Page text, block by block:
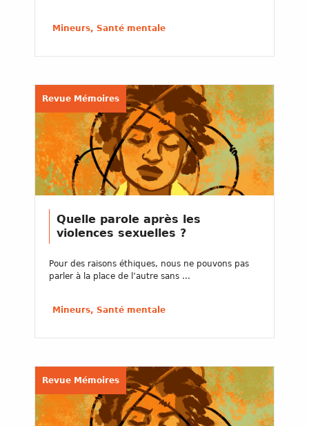
Mineurs, Santé mentale
Revue Mémoires
Quelle parole après les
violences sexuelles ?
Pour des raisons éthiques, nous ne pouvons pas
parler à la place de l’autre sans ...
Mineurs, Santé mentale
Revue Mémoires